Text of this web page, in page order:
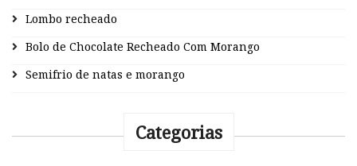
Lombo recheado
Bolo de Chocolate Recheado Com Morango
Semifrio de natas e morango
Categorias